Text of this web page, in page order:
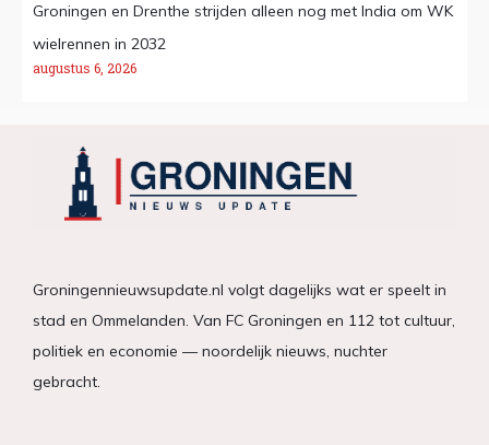
Groningen en Drenthe strijden alleen nog met India om WK
wielrennen in 2032
augustus 6, 2026
Groningennieuwsupdate.nl volgt dagelijks wat er speelt in
stad en Ommelanden. Van FC Groningen en 112 tot cultuur,
politiek en economie — noordelijk nieuws, nuchter
gebracht.